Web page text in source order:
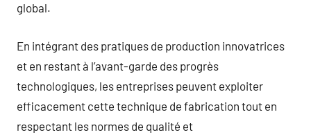
global.
En intégrant des pratiques de production innovatrices
et en restant à l’avant-garde des progrès
technologiques, les entreprises peuvent exploiter
efficacement cette technique de fabrication tout en
respectant les normes de qualité et